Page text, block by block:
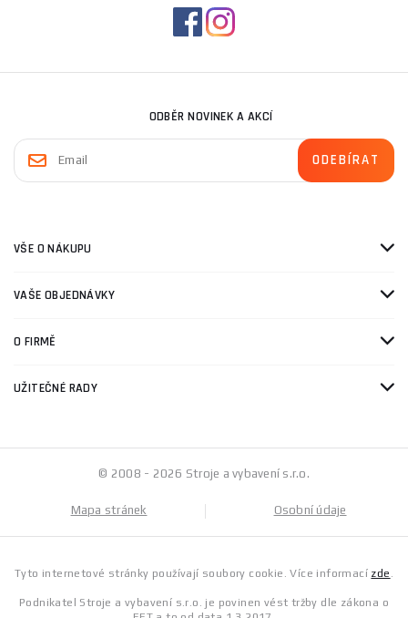
ODBĚR NOVINEK A AKCÍ
VŠE O NÁKUPU
VAŠE OBJEDNÁVKY
O FIRMĚ
UŽITEČNÉ RADY
© 2008 - 2026 Stroje a vybavení s.r.o.
Mapa stránek Osobní údaje
Tyto internetové stránky používají soubory cookie. Více informací zde .
Podnikatel Stroje a vybavení s.r.o. je povinen vést tržby dle zákona o